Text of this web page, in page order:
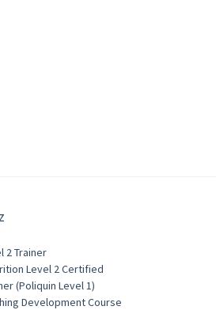
2 Trainer
Level 2 Certified
(Poliquin Level 1)
Development Course